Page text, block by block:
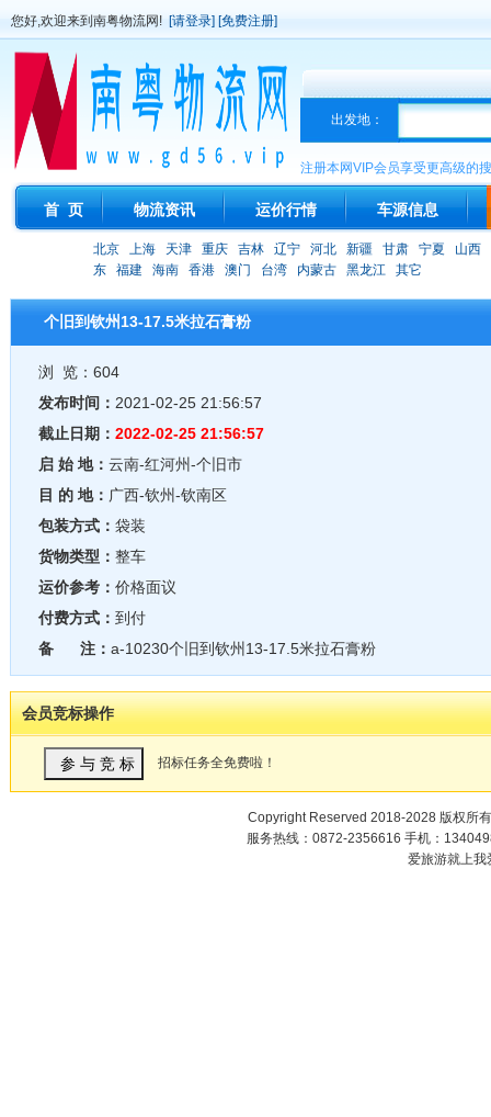
您好,欢迎来到南粤物流网! [请登录] [免费注册]
出发地：
注册本网VIP会员享受更高级的
首 页 物流资讯 运价行情 车源信息
北京 上海 天津 重庆 吉林 辽宁 河北 新疆 甘肃 宁夏
山西
东
福建 海南 香港 澳门 台湾 内蒙古 黑龙江 其它
个旧到钦州13-17.5米拉石膏粉
浏 览：604
发布时间： 2021-02-25 21:56:57
截止日期： 2022-02-25 21:56:57
启 始 地： 云南-红河州-个旧市
目 的 地： 广西-钦州-钦南区
包装方式： 袋装
货物类型： 整车
运价参考： 价格面议
付费方式： 到付
备 注： a-10230个旧到钦州13-17.5米拉石膏粉
会员竞标操作
招标任务全免费啦！
Copyright Reserved 2018-2028 版权所
服务热线：0872-2356616 手机：
爱旅游就上我